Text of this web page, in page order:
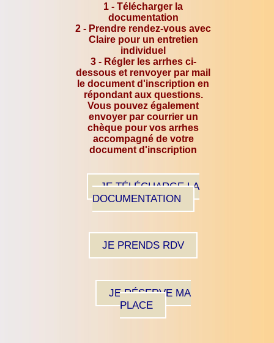
1 - Télécharger la
documentation
2 - Prendre rendez-vous avec
Claire pour un entretien
individuel
3 - Régler les arrhes ci-
dessous et renvoyer par mail
le document d'inscription en
répondant aux questions.
Vous pouvez également
envoyer par courrier un
chèque pour vos arrhes
accompagné de votre
document d'inscription
JE TÉLÉCHARGE LA
DOCUMENTATION
JE PRENDS RDV
JE RÉSERVE MA
PLACE